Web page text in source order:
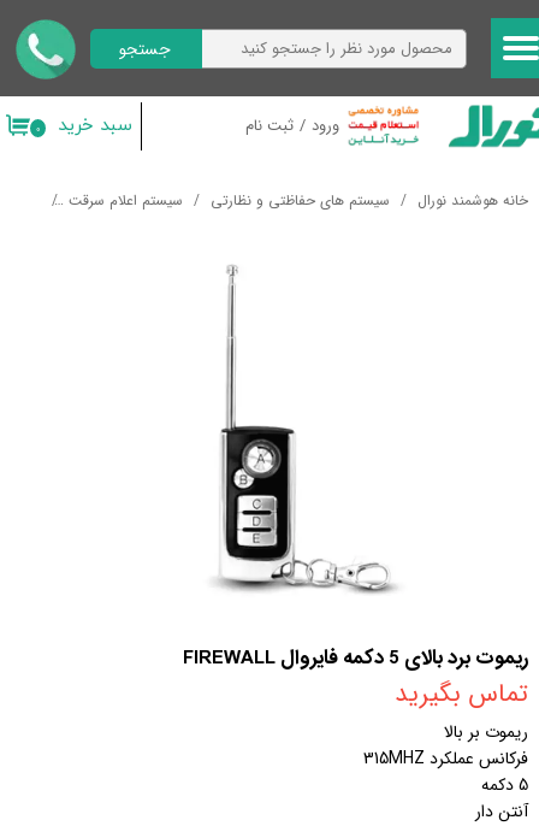
ورود / ثبت نام
حساب کاربری من
تغییر گذر واژه
خروج از حساب کاربری
جستجو
۰ سبد خرید
خانه هوشمند نورال سیستم های حفاظتی و نظارتی سیستم اعلام سرقت
ریموت برد بالای 5 دکمه فایروال FIREWALL
تماس بگیرید
ریموت بر بالا
فرکانس عملکرد 315MHZ
5 دکمه
آنتن دار